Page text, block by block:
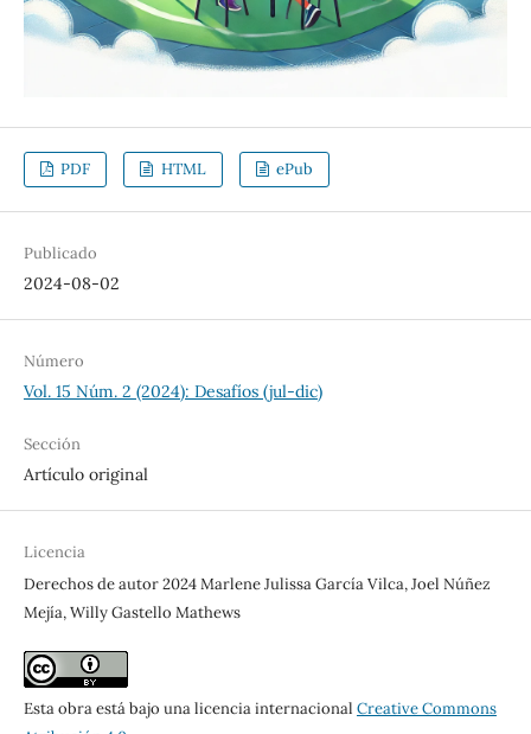
PDF HTML ePub
Publicado
2024-08-02
Número
Vol. 15 Núm. 2 (2024): Desafíos (jul-dic)
Sección
Artículo original
Licencia
Derechos de autor 2024 Marlene Julissa García Vilca, Joel Núñez
Mejía, Willy Gastello Mathews
Esta obra está bajo una licencia internacional Creative Commons